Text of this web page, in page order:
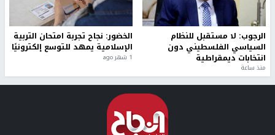
الرجوب: لا مستقبل للنظام
السياسي الفلسطيني دون
انتخابات ديمقراطية
منذ ساعة
الخضور: نجاح تجربة امتحان التربية
الإسلامية يمهد للتوسع إلكترونيًا
1 شهر ago